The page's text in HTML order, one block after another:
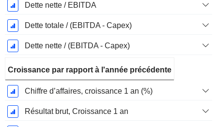
Dette nette / EBITDA
Dette totale / (EBITDA - Capex)
Dette nette / (EBITDA - Capex)
Croissance par rapport à l'année précédente
Chiffre d’affaires, croissance 1 an (%)
Résultat brut, Croissance 1 an